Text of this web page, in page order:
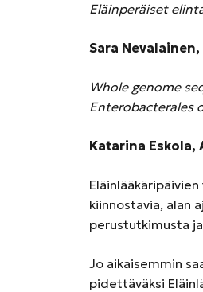
Eläinperäiset
Sara
Whole genome
Enterobacterales
Katarina Eskola,
kiinnostavia, alan
perustutkimusta
Jo aikaisemmin
pidettäväksi